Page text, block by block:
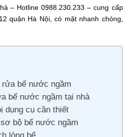
– Hotline0988.230.233 – cung cấp
quận Hà Nội, có mặt nhanh chóng,
rửa bể nước ngầm
bể nước ngầm tại nhà
dụng cụ cần thiết
bộ bể nước ngầm